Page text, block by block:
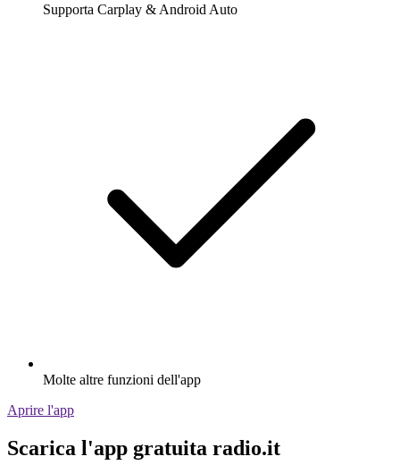
Supporta Carplay & Android Auto
Molte altre funzioni dell'app
Aprire l'app
Scarica l'app gratuita radio.it